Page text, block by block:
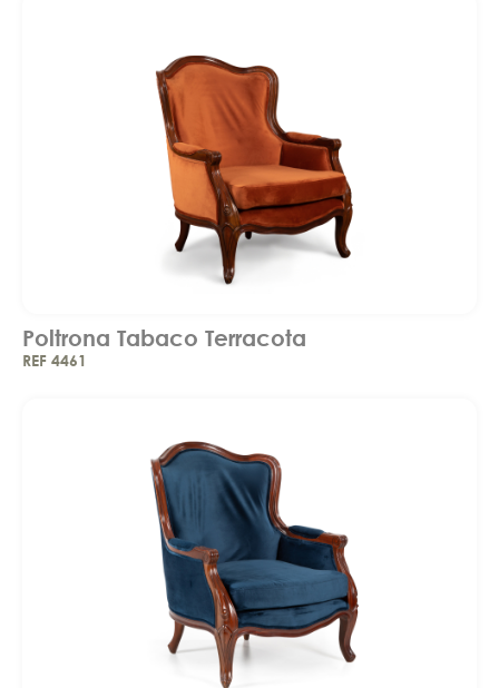
Poltrona Tabaco Terracota
REF 4461